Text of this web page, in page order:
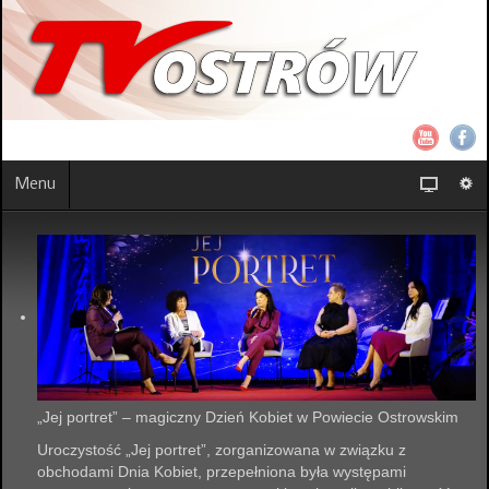
Menu
„Jej portret” – magiczny Dzień Kobiet w Powiecie Ostrowskim
Uroczystość „Jej portret”, zorganizowana w związku z
obchodami Dnia Kobiet, przepełniona była występami